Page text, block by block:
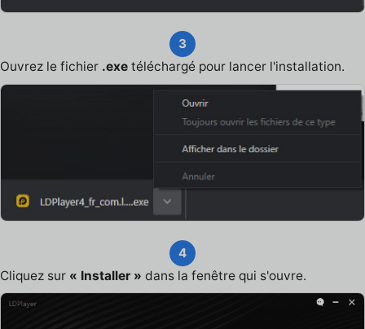
3
Ouvrez le fichier .exe téléchargé pour lancer l'installation.
4
Cliquez sur « Installer » dans la fenêtre qui s'ouvre.